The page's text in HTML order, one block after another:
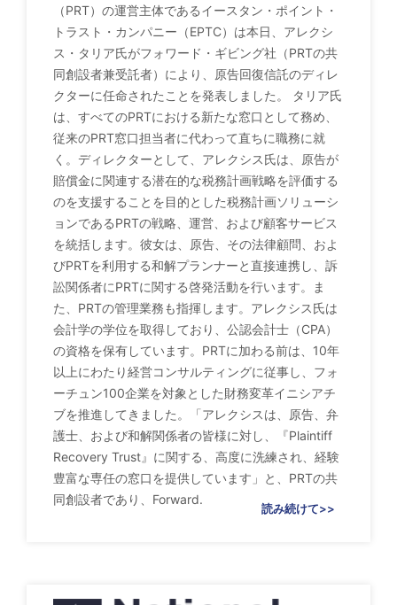
（PRT）の運営主体であるイースタン・ポイント・
トラスト・カンパニー（EPTC）は本日、アレクシ
ス・タリア氏がフォワード・ギビング社（PRTの共
同創設者兼受託者）により、原告回復信託のディレ
クターに任命されたことを発表しました。 タリア氏
は、すべてのPRTにおける新たな窓口として務め、
従来のPRT窓口担当者に代わって直ちに職務に就
く。ディレクターとして、アレクシス氏は、原告が
賠償金に関連する潜在的な税務計画戦略を評価する
のを支援することを目的とした税務計画ソリューシ
ョンであるPRTの戦略、運営、および顧客サービス
を統括します。彼女は、原告、その法律顧問、およ
びPRTを利用する和解プランナーと直接連携し、訴
訟関係者にPRTに関する啓発活動を行います。ま
た、PRTの管理業務も指揮します。アレクシス氏は
会計学の学位を取得しており、公認会計士（CPA）
の資格を保有しています。PRTに加わる前は、10年
以上にわたり経営コンサルティングに従事し、フォ
ーチュン100企業を対象とした財務変革イニシアチ
ブを推進してきました。「アレクシスは、原告、弁
護士、および和解関係者の皆様に対し、『Plaintiff
Recovery Trust』に関する、高度に洗練され、経験
豊富な専任の窓口を提供しています」と、PRTの共
同創設者であり、Forward.
読み続けて>>